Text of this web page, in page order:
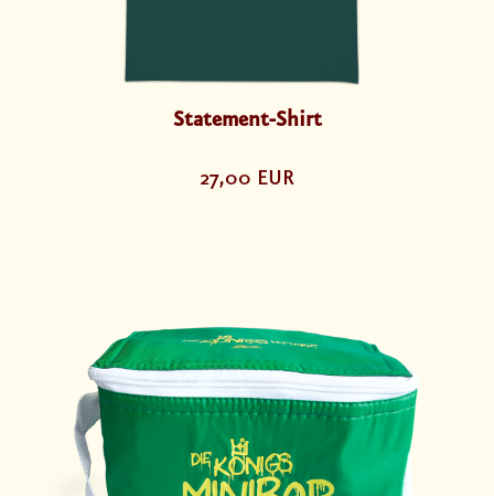
Statement-Shirt
27,00 EUR